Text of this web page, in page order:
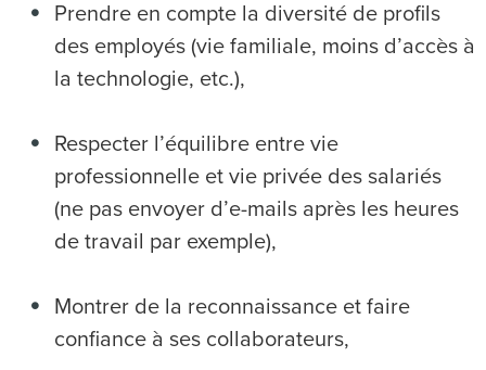
Prendre en compte la diversité de profils
des employés (vie familiale, moins d’accès à
la technologie, etc.),
Respecter l’équilibre entre vie
professionnelle et vie privée des salariés
(ne pas envoyer d’e-mails après les heures
de travail par exemple),
Montrer de la reconnaissance et faire
confiance à ses collaborateurs,